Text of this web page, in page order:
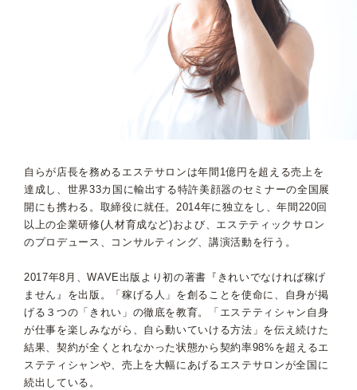
自らが店長を務めるエステサロンは年間1億円を超える売上を
達成し、世界33カ国に輸出する特許美顔器のセミナーの全国展
開にも携わる。取締役に就任。2014年に独立をし、年間220回
以上の企業研修(人材育成など)および、エステティックサロン
のプロデュース、コンサルティング、講演活動を行う。
2017年8月、WAVE出版より初の著書『きれいでなければ稼げ
ません』を出版。「稼げる人」を創ることを使命に、自身が掲
げる３つの「きれい」の徹底を教育。「エステティシャン自身
が仕事を楽しみながら、自ら動いていける方法」を伝え続けた
結果、契約が全くとれなかった状態から契約率98%を超えるエ
ステティシャンや、売上を大幅にあげるエステサロンが全国に
続出している。